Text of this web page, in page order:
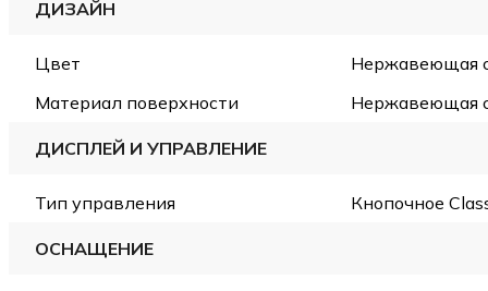
ДИЗАЙН
Цвет
Нержавеющая
Материал поверхности
Нержавеющая
ДИСПЛЕЙ И УПРАВЛЕНИЕ
Тип управления Кнопочное
ОСНАЩЕНИЕ